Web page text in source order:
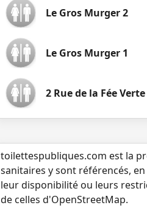
Le Gros Murger 2
Le Gros Murger 1
2 Rue de la Fée Verte
toilettespubliques.com est la
sanitaires y sont référencés,
leur disponibilité ou leurs
de celles d'OpenStreetMap.